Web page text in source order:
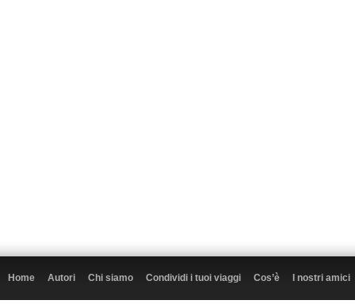
Home Autori Chi siamo Condividi i tuoi viaggi Cos’è I nostri amici